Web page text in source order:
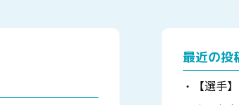
最近の投
【選手